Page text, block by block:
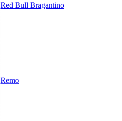
Red Bull Bragantino
Remo